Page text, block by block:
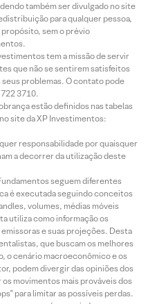
também ser divulgado no site
para qualquer pessoa,
sem o prévio
tem a missão de servir
que não se sentirem satisfeitos
seus problemas. O contato pode
3710.
estão definidos nas tabelas
site da XP Investimentos:
responsabilidade por quaisquer
a decorrer da utilização deste
seguem diferentes
é executada seguindo conceitos
volumes, médias móveis
utiliza como informação os
e suas projeções. Desta
que buscam os melhores
o cenário macroeconômico e os
podem divergir das opiniões dos
movimentos mais prováveis dos
para limitar as possíveis perdas.